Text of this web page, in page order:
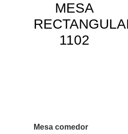
MESA
1102
Mesa comedor